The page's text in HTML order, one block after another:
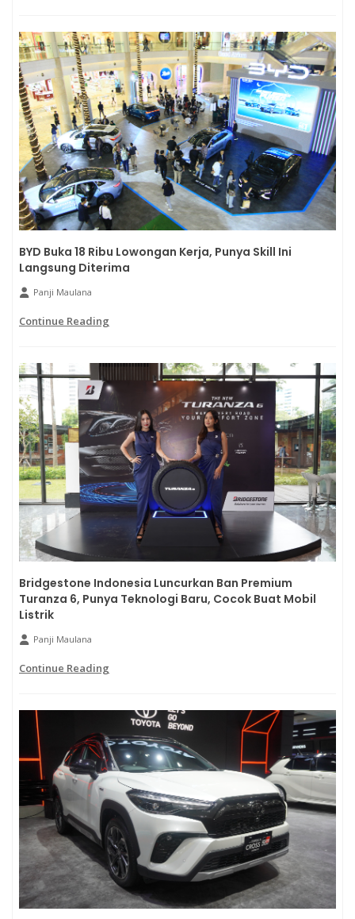
BYD Buka 18 Ribu Lowongan Kerja, Punya Skill Ini
Langsung Diterima
Panji Maulana
Continue Reading
Bridgestone Indonesia Luncurkan Ban Premium
Turanza 6, Punya Teknologi Baru, Cocok Buat Mobil
Listrik
Panji Maulana
Continue Reading